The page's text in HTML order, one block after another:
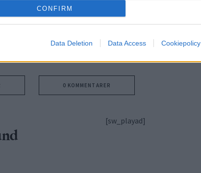
CONFIRM
Data Deletion Data Access Cookiepolicy
som om jag inte har nog med det. Åt helvete med
för mig, eller så tog han sig en sup härom dagen när
jag och Martina tänker bjuda ut våran nya tränare Erika
med henne. Hon är världens bästa och var tränare
0 KOMMENTARER
[sw_playad]